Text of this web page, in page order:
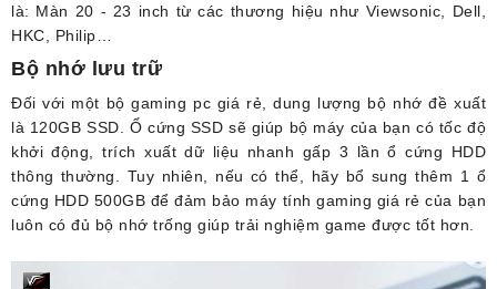
là: Màn 20 - 23 inch từ các thương hiệu như Viewsonic, Dell,
HKC, Philip…
Bộ nhớ lưu trữ
Đối với một bộ gaming pc giá rẻ, dung lượng bộ nhớ đề xuất
là 120GB SSD. Ổ cứng SSD sẽ giúp bộ máy của bạn có tốc độ
khởi động, trích xuất dữ liệu nhanh gấp 3 lần ổ cứng HDD
thông thường. Tuy nhiên, nếu có thể, hãy bổ sung thêm 1 ổ
cứng HDD 500GB để đảm bảo máy tính gaming giá rẻ của bạn
luôn có đủ bộ nhớ trống giúp trải nghiệm game được tốt hơn.